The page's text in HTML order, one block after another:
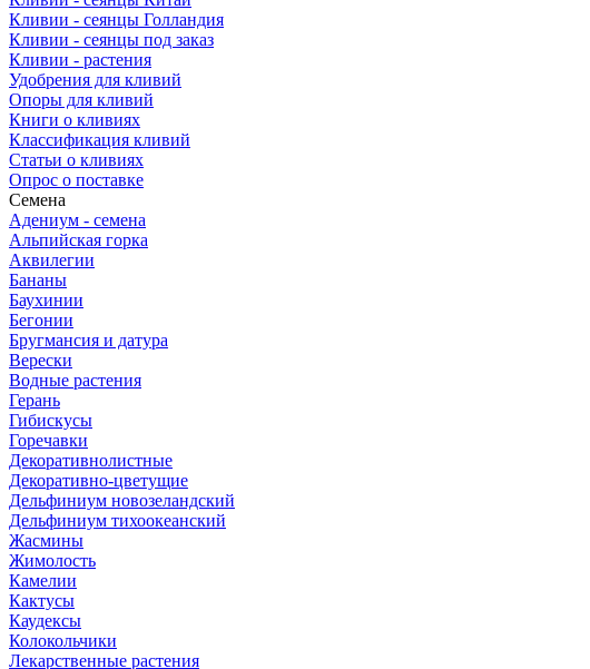
Кливии - сеянцы Голландия
Кливии - сеянцы под заказ
Кливии - растения
Удобрения для кливий
Опоры для кливий
Книги о кливиях
Классификация кливий
Статьи о кливиях
Опрос о поставке
Семена
Адениум - семена
Альпийская горка
Аквилегии
Бананы
Баухинии
Бегонии
Бругмансия и датура
Верески
Водные растения
Герань
Гибискусы
Горечавки
Декоративнолистные
Декоративно-цветущие
Дельфиниум новозеландский
Дельфиниум тихоокеанский
Жасмины
Жимолость
Камелии
Кактусы
Каудексы
Колокольчики
Лекарственные растения